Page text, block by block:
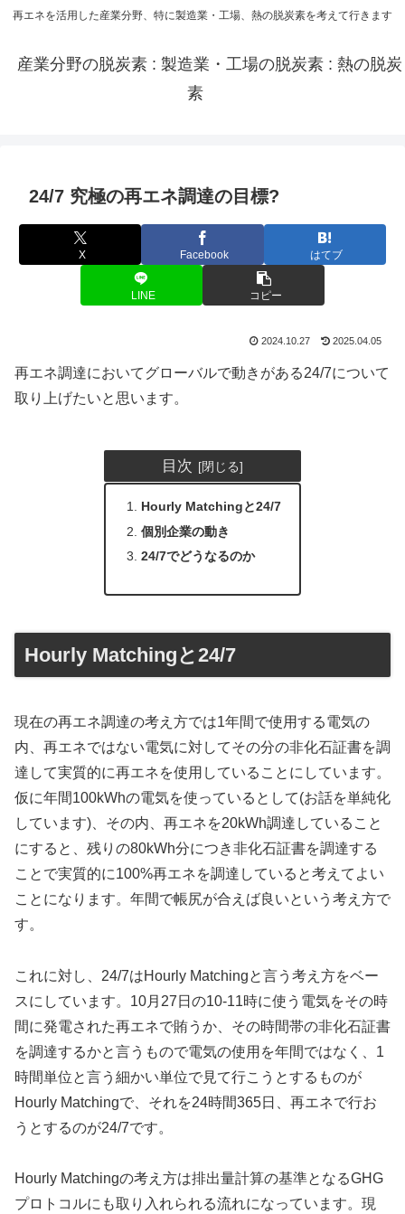
再エネを活用した産業分野、特に製造業・工場、熱の脱炭素を考えて行きます
産業分野の脱炭素 : 製造業・工場の脱炭素 : 熱の脱炭
素
24/7 究極の再エネ調達の目標?
X Facebook はてブ
LINE コピー
2024.10.27 2025.04.05
再エネ調達においてグローバルで動きがある24/7について
取り上げたいと思います。
目次
Hourly Matchingと24/7
個別企業の動き
24/7でどうなるのか
Hourly Matchingと24/7
現在の再エネ調達の考え方では1年間で使用する電気の
内、再エネではない電気に対してその分の非化石証書を調
達して実質的に再エネを使用していることにしています。
仮に年間100kWhの電気を使っているとして(お話を単純化
しています)、その内、再エネを20kWh調達していること
にすると、残りの80kWh分につき非化石証書を調達する
ことで実質的に100%再エネを調達していると考えてよい
ことになります。年間で帳尻が合えば良いという考え方で
す。
これに対し、24/7はHourly Matchingと言う考え方をベー
スにしています。10月27日の10-11時に使う電気をその時
間に発電された再エネで賄うか、その時間帯の非化石証書
を調達するかと言うもので電気の使用を年間ではなく、1
時間単位と言う細かい単位で見て行こうとするものが
Hourly Matchingで、それを24時間365日、再エネで行お
うとするのが24/7です。
Hourly Matchingの考え方は排出量計算の基準となるGHG
プロトコルにも取り入れられる流れになっています。現